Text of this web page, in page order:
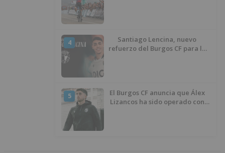
4
Santiago Lencina, nuevo
refuerzo del Burgos CF para la
5
El Burgos CF anuncia que Álex
Lizancos ha sido operado con